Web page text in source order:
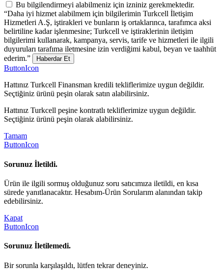
Bu bilgilendirmeyi alabilmeniz için izniniz gerekmektedir.
“Daha iyi hizmet alabilmem için bilgilerimin Turkcell İletişim
Hizmetleri A.Ş, iştirakleri ve bunların iş ortaklarınca, tarafımca aksi
belirtiline kadar işlenmesine; Turkcell ve iştiraklerinin iletişim
bilgilerimi kullanarak, kampanya, servis, tarife ve hizmetleri ile ilgili
duyuruları tarafıma iletmesine izin verdiğimi kabul, beyan ve taahhüt
ederim.”
Haberdar Et
ButtonIcon
Hattınız Turkcell Finansman kredili tekliflerimize uygun değildir.
Seçtiğiniz ürünü peşin olarak satın alabilirsiniz.
Hattınız Turkcell peşine kontratlı tekliflerimize uygun değildir.
Seçtiğiniz ürünü peşin olarak alabilirsiniz.
Tamam
ButtonIcon
Sorunuz İletildi.
Ürün ile ilgili sormuş olduğunuz soru satıcımıza iletildi, en kısa
sürede yanıtlanacaktır. Hesabım-Ürün Sorularım alanından takip
edebilirsiniz.
Kapat
ButtonIcon
Sorunuz İletilemedi.
Bir sorunla karşılaşıldı, lütfen tekrar deneyiniz.